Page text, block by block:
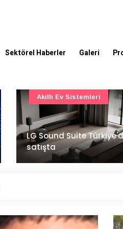
Sektörel Haberler Galeri
İstanbul Havalimanı'nın
ana pistinde sona doğru
Ulaşım